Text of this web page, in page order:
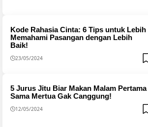
Kode Rahasia Cinta: 6 Tips untuk Lebih
Memahami Pasangan dengan Lebih
Baik!
23/05/2024
5 Jurus Jitu Biar Makan Malam Pertama
Sama Mertua Gak Canggung!
12/05/2024